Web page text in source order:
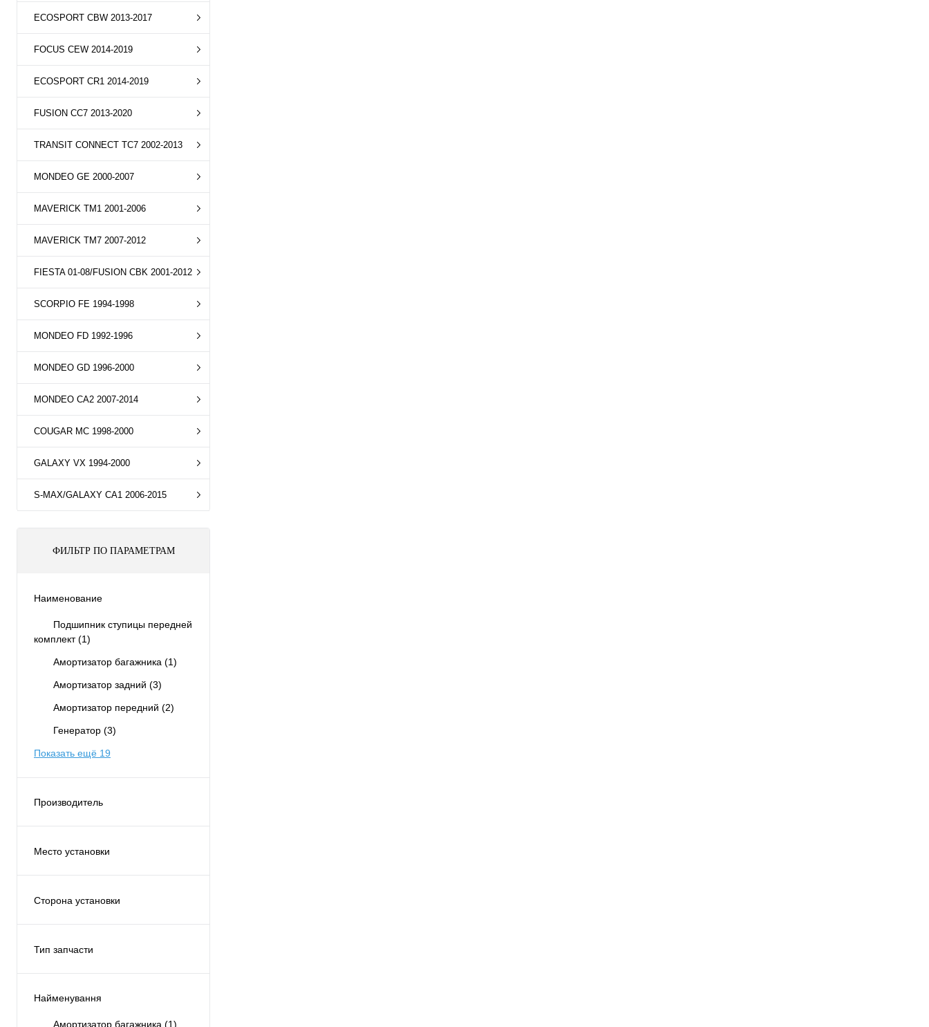
ECOSPORT CBW 2013-2017
FOCUS CEW 2014-2019
ECOSPORT CR1 2014-2019
FUSION CC7 2013-2020
TRANSIT CONNECT TC7 2002-2013
MONDEO GE 2000-2007
MAVERICK TM1 2001-2006
MAVERICK TM7 2007-2012
FIESTA 01-08/FUSION CBK 2001-2012
SCORPIO FE 1994-1998
MONDEO FD 1992-1996
MONDEO GD 1996-2000
MONDEO CA2 2007-2014
COUGAR MC 1998-2000
GALAXY VX 1994-2000
S-MAX/GALAXY CA1 2006-2015
ФИЛЬТР ПО ПАРАМЕТРАМ
Наименование
Подшипник ступицы передней
комплект(1)
Амортизатор багажника (1)
Амортизатор задний (3)
Амортизатор передний (2)
Генератор (3)
Показать ещё 19
Производитель
Место установки
Топливная система
Сторона установки
Тип запчасти
Найменування
Амортизатор багажника (1)